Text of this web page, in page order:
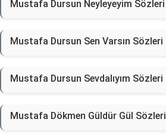
Mustafa Dursun Neyleyeyim Sözleri
Mustafa Dursun Sen Varsın Sözleri
Mustafa Dursun Sevdalıyım Sözleri
Mustafa Dökmen Güldür Gül Sözleri